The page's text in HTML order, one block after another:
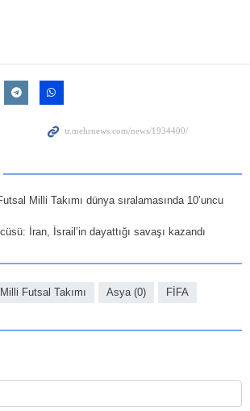
Milli Takımı dünya sıralamasında 10’uncu
İran, İsrail’in dayattığı savaşı kazandı
Futsal Takımı Asya (0) FİFA